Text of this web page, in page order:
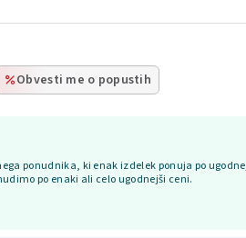
Obvesti me o popustih
ponudnika, ki enak izdelek ponuja po
po enaki ali celo ugodnejši ceni.